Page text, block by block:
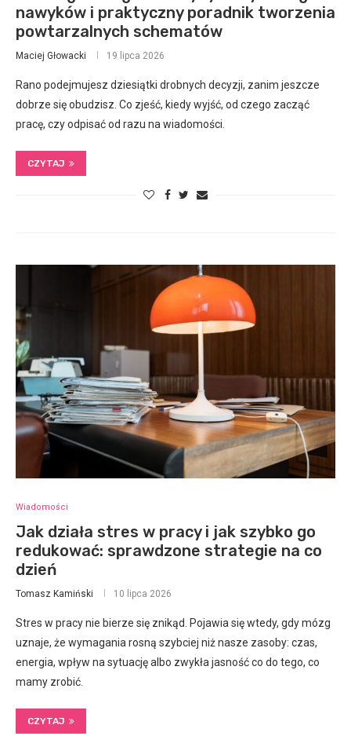
nawyków i praktyczny poradnik tworzenia
powtarzalnych schematów
Maciej Głowacki 19 lipca 2026
Rano podejmujesz dziesiątki drobnych decyzji, zanim jeszcze
dobrze się obudzisz. Co zjeść, kiedy wyjść, od czego zacząć
pracę, czy odpisać od razu na wiadomości.
CZYTAJ
Wiadomości
Jak działa stres w pracy i jak szybko go
redukować: sprawdzone strategie na co
dzień
Tomasz Kamiński 10 lipca 2026
Stres w pracy nie bierze się znikąd. Pojawia się wtedy, gdy mózg
uznaje, że wymagania rosną szybciej niż nasze zasoby: czas,
energia, wpływ na sytuację albo zwykła jasność co do tego, co
mamy zrobić.
CZYTAJ